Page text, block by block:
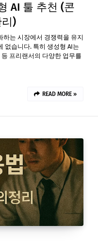
AI 툴 추천 (콘
)
하는 시장에서 경쟁력을 유지
없습니다. 특히 생성형 AI는
프리랜서의 다양한 업무를
READ MORE »